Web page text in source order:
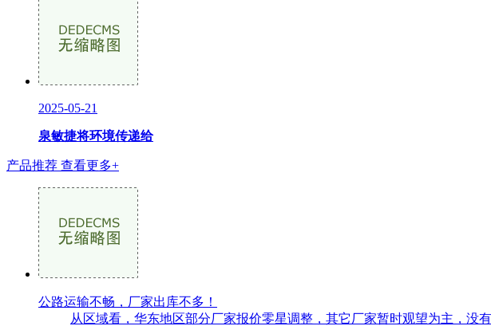
2025-05-21
泉敏捷将环境传递给
产品推荐 查看更多+
公路运输不畅，厂家出库不多！
从区域看，华东地区部分厂家报价零星调整，其它厂家暂时观望为主，